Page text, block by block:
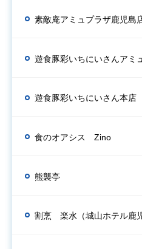
素敵庵アミュプラザ鹿児島
遊食豚彩いちにいさんアミ
遊食豚彩いちにいさん本店
食のオアシス Zino
熊襲亭
割烹 楽水（城山ホテル鹿児